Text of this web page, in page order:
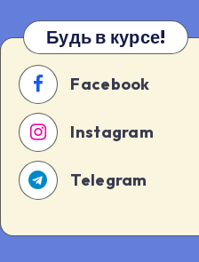
Будь в курсе!
Facebook
Instagram
Telegram